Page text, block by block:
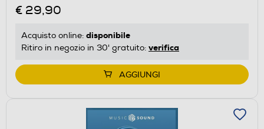
€ 29,90
Acquisto online: disponibile
Ritiro in negozio in 30' gratuito: verifica
AGGIUNGI